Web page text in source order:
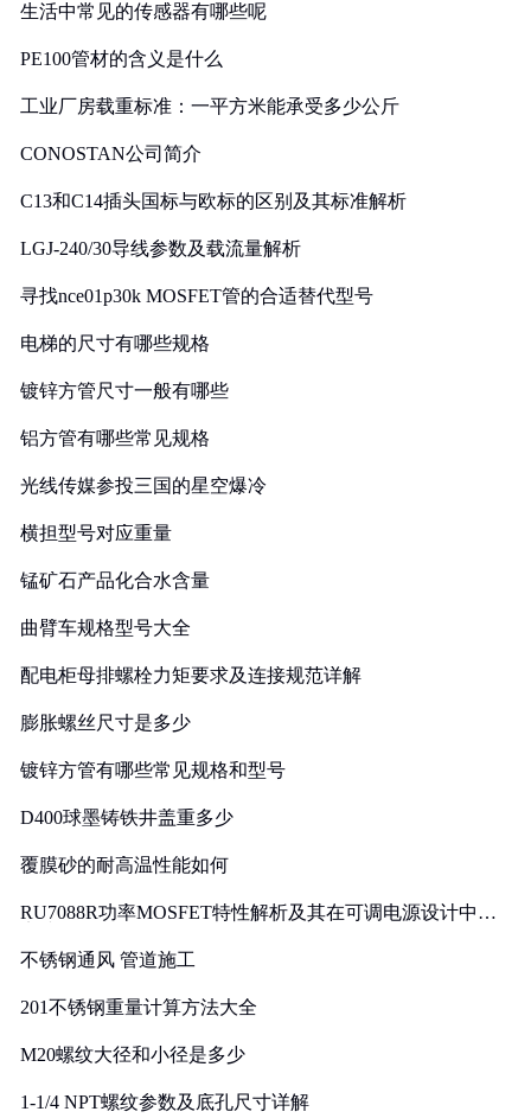
生活中常见的传感器有哪些呢
PE100管材的含义是什么
工业厂房载重标准：一平方米能承受多少公斤
CONOSTAN公司简介
C13和C14插头国标与欧标的区别及其标准解析
LGJ-240/30导线参数及载流量解析
寻找nce01p30k MOSFET管的合适替代型号
电梯的尺寸有哪些规格
镀锌方管尺寸一般有哪些
铝方管有哪些常见规格
光线传媒参投三国的星空爆冷
横担型号对应重量
锰矿石产品化合水含量
曲臂车规格型号大全
配电柜母排螺栓力矩要求及连接规范详解
膨胀螺丝尺寸是多少
镀锌方管有哪些常见规格和型号
D400球墨铸铁井盖重多少
覆膜砂的耐高温性能如何
RU7088R功率MOSFET特性解析及其在可调电源设计中的
不锈钢通风 管道施工
201不锈钢重量计算方法大全
M20螺纹大径和小径是多少
1-1/4 NPT螺纹参数及底孔尺寸详解